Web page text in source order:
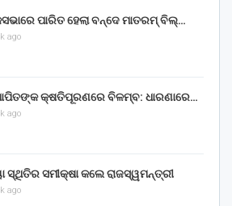
ପାରିତ ହେଲା ବନ୍ଦେ ମାତରମ୍‌ ବିଲ୍‌…
ago
କ୍ଷତିପୂରଣରେ ବିଳମ୍ବ: ଧାରଣାରେ…
ago
ସ୍ଥିତିର ସମୀକ୍ଷା କଲେ ରାଜସ୍ୱମନ୍ତ୍ରୀ
ago